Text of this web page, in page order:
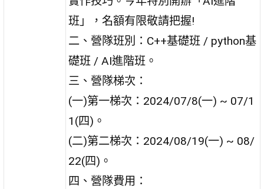
班」，名額有限敬請把握!
二、營隊班別：C++基礎班 / python基
礎班 / AI進階班。
三、營隊梯次：
(一)第一梯次：2024/07/8(一) ~ 07/1
1(四)。
(二)第二梯次：2024/08/19(一) ~ 08/
22(四)。
四、營隊費用：